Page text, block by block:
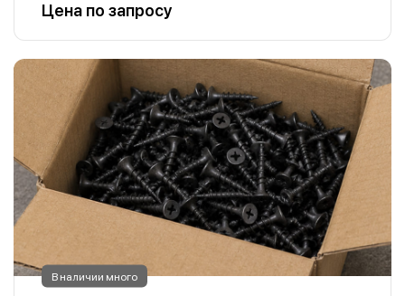
Цена по запросу
В наличии много